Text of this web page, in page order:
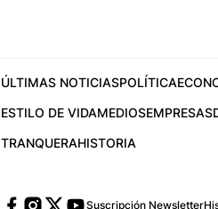
ÚLTIMAS NOTICIASPOLÍTICA
ESTILO DE VIDAMEDIOSEMPRESAS
TRANQUERAHISTORIA
Suscripción Newsletter